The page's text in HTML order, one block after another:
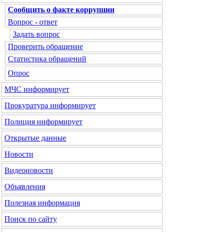
Сообщить о факте коррупции
Вопрос - ответ
Задать вопрос
Проверить обращение
Статистика обращений
Опрос
МЧС информирует
Прокуратура информирует
Полиция информирует
Открытые данные
Новости
Видеоновости
Объявления
Полезная информация
Поиск по сайту